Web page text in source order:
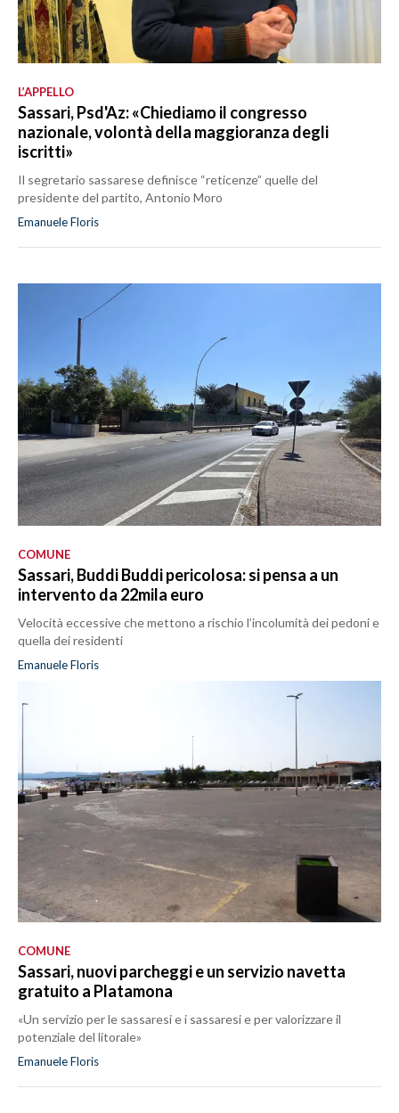
L’APPELLO
Sassari, Psd'Az: «Chiediamo il congresso
nazionale, volontà della maggioranza degli
iscritti»
Il segretario sassarese definisce “reticenze” quelle del
presidente del partito, Antonio Moro
Emanuele Floris
COMUNE
Sassari, Buddi Buddi pericolosa: si pensa a un
intervento da 22mila euro
Velocità eccessive che mettono a rischio l’incolumità dei pedoni e
quella dei residenti
Emanuele Floris
COMUNE
Sassari, nuovi parcheggi e un servizio navetta
gratuito a Platamona
«Un servizio per le sassaresi e i sassaresi e per valorizzare il
potenziale del litorale»
Emanuele Floris